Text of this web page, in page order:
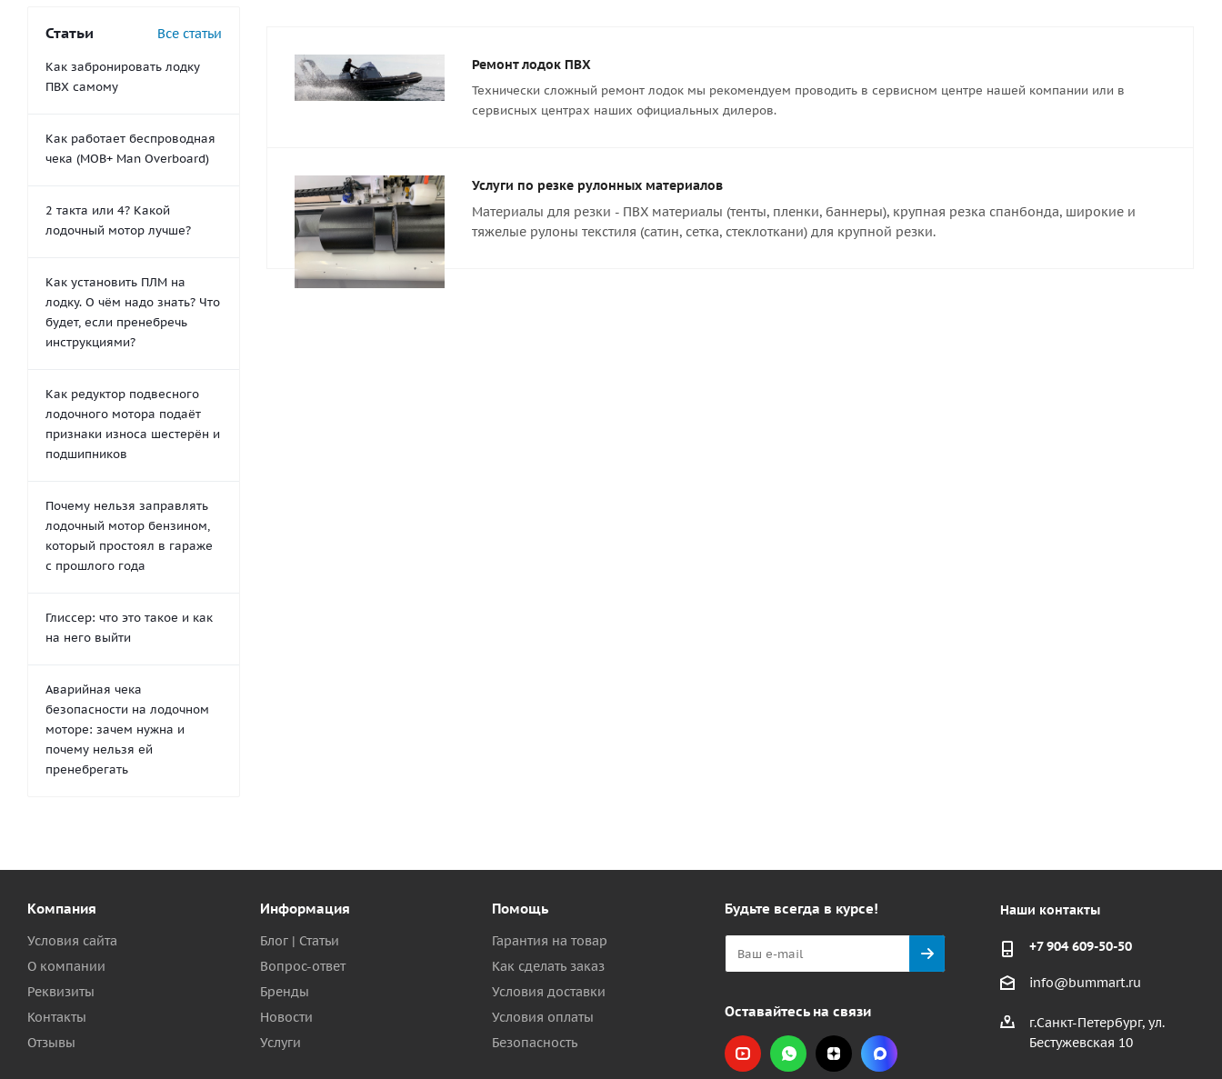
Ремонт лодок ПВХ
Технически сложный ремонт лодок мы рекомендуем проводить в сервисном центре нашей компании или в
сервисных центрах наших официальных дилеров.
Услуги по резке рулонных материалов
Материалы для резки - ПВХ материалы (тенты, пленки, баннеры), крупная резка спанбонда, широкие и
тяжелые рулоны текстиля (сатин, сетка, стеклоткани) для крупной резки.
Статьи Все статьи
Как забронировать лодку
ПВХ самому
Как работает беспроводная
чека (MOB+ Man Overboard)
2 такта или 4? Какой
лодочный мотор лучше?
Как установить ПЛМ на
лодку. О чём надо знать? Что
будет, если пренебречь
инструкциями?
Как редуктор подвесного
лодочного мотора подаёт
признаки износа шестерён и
подшипников
Почему нельзя заправлять
лодочный мотор бензином,
который простоял в гараже
с прошлого года
Глиссер: что это такое и как
на него выйти
Аварийная чека
безопасности на лодочном
моторе: зачем нужна и
почему нельзя ей
пренебрегать
Компания
Условия сайта
О компании
Реквизиты
Контакты
Отзывы
Информация
Блог | Статьи
Вопрос-ответ
Бренды
Новости
Услуги
Помощь
Гарантия на товар
Как сделать заказ
Условия доставки
Условия оплаты
Безопасность
Будьте всегда в курсе!
Оставайтесь на связи
Наши контакты
+7 904 609-50-50
info@bummart.ru
г.Санкт-Петербург, ул.
Бестужевская 10